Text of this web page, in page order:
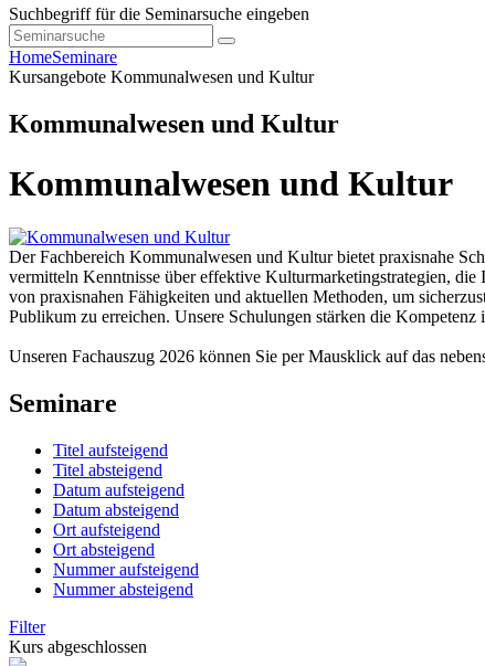
Suchbegriff für die Seminarsuche eingeben
HomeSeminare
Kursangebote Kommunalwesen und Kultur
Kommunalwesen und Kultur
Kommunalwesen und Kultur
Der Fachbereich Kommunalwesen und Kultur bietet praxisnahe
vermitteln Kenntnisse über effektive Kulturmarketingstrategien,
von praxisnahen Fähigkeiten und aktuellen Methoden, um
Publikum zu erreichen. Unsere Schulungen stärken die
Unseren Fachauszug 2026 können Sie per Mausklick auf das
Seminare
Titel aufsteigend
Titel absteigend
Datum aufsteigend
Datum absteigend
Ort aufsteigend
Ort absteigend
Nummer aufsteigend
Nummer absteigend
Filter
Kurs abgeschlossen